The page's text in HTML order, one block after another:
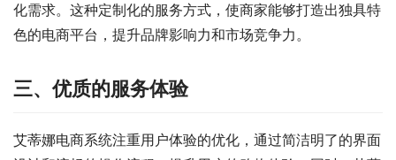
化需求。这种定制化的服务方式，使商家能够打造出独具特
色的电商平台，提升品牌影响力和市场竞争力。
三、优质的服务体验
艾蒂娜电商系统注重用户体验的优化，通过简洁明了的界面